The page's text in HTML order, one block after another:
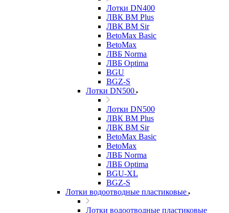
Лотки DN400
ЛВК ВМ Plus
ЛВК ВМ Sir
BetoMax Basic
BetoMax
ЛВБ Norma
ЛВБ Optima
BGU
BGZ-S
Лотки DN500
Лотки DN500
ЛВК ВМ Plus
ЛВК ВМ Sir
BetoMax Basic
BetoMax
ЛВБ Norma
ЛВБ Optima
BGU-XL
BGZ-S
Лотки водоотводные пластиковые
Лотки водоотводные пластиковые